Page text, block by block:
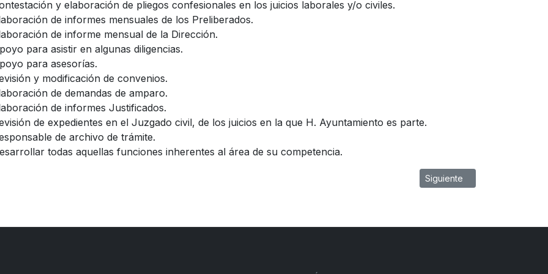
y elaboración de pliegos confesionales en los juicios laborales y/o civiles.
de informes mensuales de los Preliberados.
de informe mensual de la Dirección.
para asistir en algunas diligencias.
para asesorías.
y modificación de convenios.
de demandas de amparo.
de informes Justificados.
de expedientes en el Juzgado civil, de los juicios en la que H. Ayuntamiento es parte.
de archivo de trámite.
todas aquellas funciones inherentes al área de su competencia.
Artículo siguiente:
Siguiente